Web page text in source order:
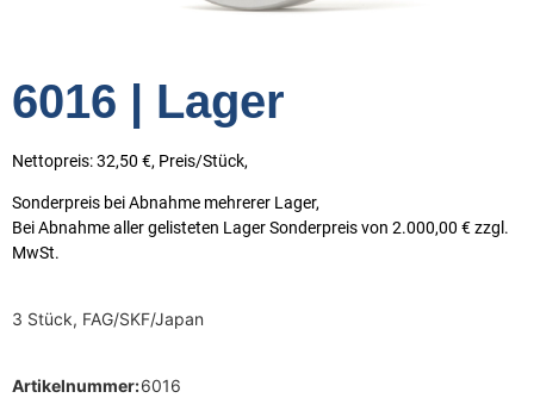
6016 | Lager
Nettopreis: 32,50 €, Preis/Stück,
Sonderpreis bei Abnahme mehrerer Lager,
Bei Abnahme aller gelisteten Lager Sonderpreis von 2.000,00 € zzgl.
MwSt.
3 Stück, FAG/SKF/Japan
Artikelnummer:6016